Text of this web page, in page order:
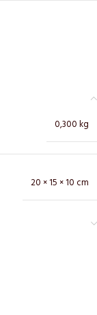
0,300 kg
20 × 15 × 10 cm